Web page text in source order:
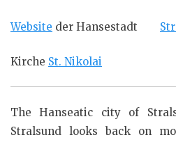
Website der Hansestadt
Kirche St. Nikolai
The Hanseatic city of
Stralsund looks back on